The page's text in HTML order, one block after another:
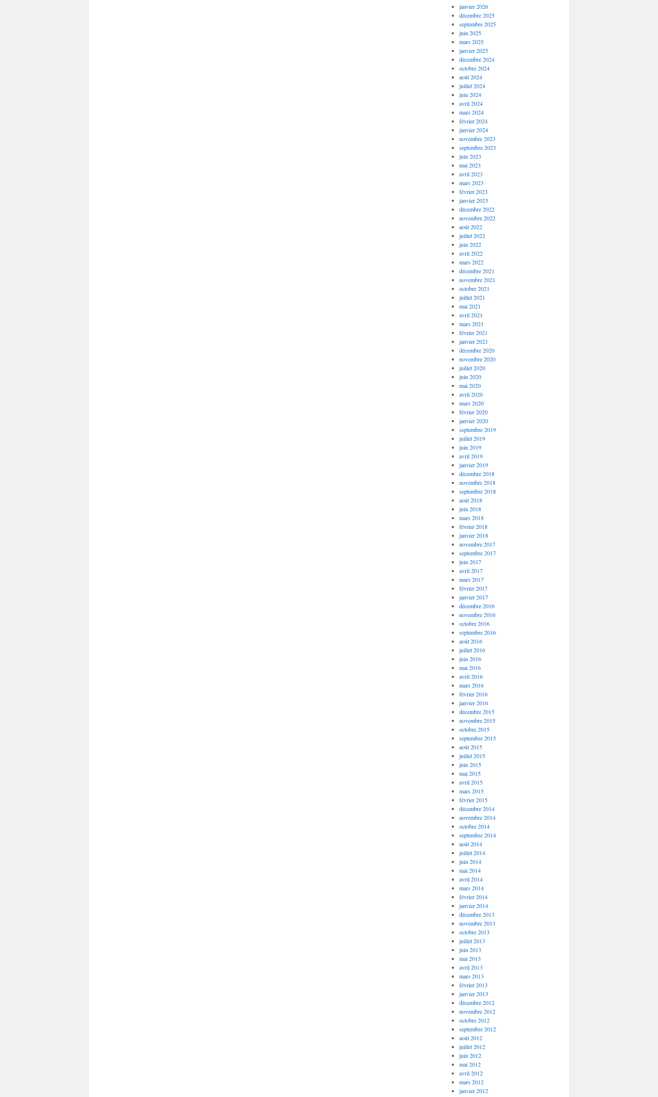
janvier 2026
décembre 2025
septembre 2025
juin 2025
mars 2025
janvier 2025
décembre 2024
octobre 2024
août 2024
juillet 2024
juin 2024
avril 2024
mars 2024
février 2024
janvier 2024
novembre 2023
septembre 2023
juin 2023
mai 2023
avril 2023
mars 2023
février 2023
janvier 2023
décembre 2022
novembre 2022
août 2022
juillet 2022
juin 2022
avril 2022
mars 2022
décembre 2021
novembre 2021
octobre 2021
juillet 2021
mai 2021
avril 2021
mars 2021
février 2021
janvier 2021
décembre 2020
novembre 2020
juillet 2020
juin 2020
mai 2020
avril 2020
mars 2020
février 2020
janvier 2020
septembre 2019
juillet 2019
juin 2019
avril 2019
janvier 2019
décembre 2018
novembre 2018
septembre 2018
août 2018
juin 2018
mars 2018
février 2018
janvier 2018
novembre 2017
septembre 2017
juin 2017
avril 2017
mars 2017
février 2017
janvier 2017
décembre 2016
novembre 2016
octobre 2016
septembre 2016
août 2016
juillet 2016
juin 2016
mai 2016
avril 2016
mars 2016
février 2016
janvier 2016
décembre 2015
novembre 2015
octobre 2015
septembre 2015
août 2015
juillet 2015
juin 2015
mai 2015
avril 2015
mars 2015
février 2015
décembre 2014
novembre 2014
octobre 2014
septembre 2014
août 2014
juillet 2014
juin 2014
mai 2014
avril 2014
mars 2014
février 2014
janvier 2014
décembre 2013
novembre 2013
octobre 2013
juillet 2013
juin 2013
mai 2013
avril 2013
mars 2013
février 2013
janvier 2013
décembre 2012
novembre 2012
octobre 2012
septembre 2012
août 2012
juillet 2012
juin 2012
mai 2012
avril 2012
mars 2012
janvier 2012